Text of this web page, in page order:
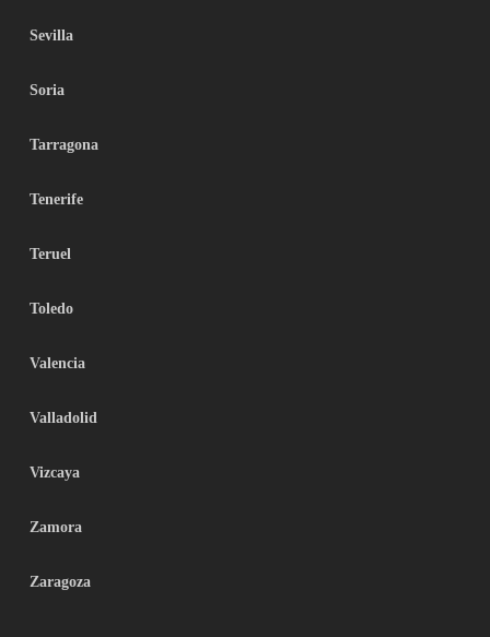
Sevilla
Soria
Tarragona
Tenerife
Teruel
Toledo
Valencia
Valladolid
Vizcaya
Zamora
Zaragoza